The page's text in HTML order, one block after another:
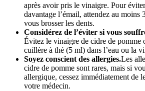
après avoir pris le vinaigre. Pour
davantage l’émail, attendez au moins
vous brosser les dents.
Considérez de l’éviter si vous
Évitez le vinaigre de cidre de pomme
cuillère à thé (5 ml) dans l’eau ou la
Soyez conscient des allergies.Les
cidre de pomme sont rares, mais si
allergique, cessez immédiatement de
votre médecin.